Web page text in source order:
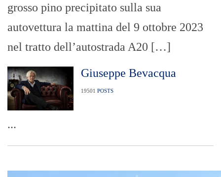
grosso pino precipitato sulla sua
autovettura la mattina del 9 ottobre 2023
nel tratto dell’autostrada A20 […]
Giuseppe Bevacqua
19501 POSTS
...